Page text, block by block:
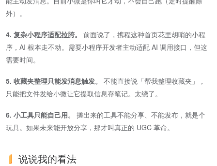
外）。
4. 复杂小程序适配拉胯。
前面说了，携程这种首页花里胡哨的小程
序，AI 根本走不动。需要小程序开发者主动适配 AI 调用接口，但这
需要时间。
5. 收藏夹整理只能发消息触发。
不能直接说「帮我整理收藏夹」，
只能把文件发给小微让它提取信息存笔记。太绕了。
6. 小工具只能自己用。
搓出来的工具不能分享、不能发布，就是个
玩具。如果未来能开放分享，那才叫真正的 UGC 革命。
说说我的看法